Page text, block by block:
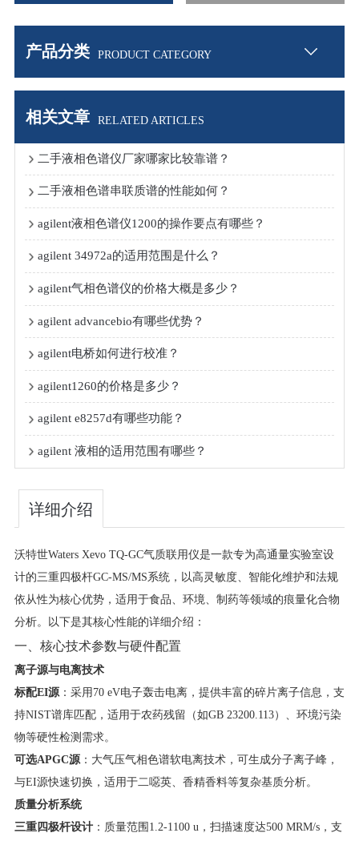
产品分类 PRODUCT CATEGORY
相关文章 RELATED ARTICLES
二手液相色谱仪厂家哪家比较靠谱？
二手液相色谱串联质谱的性能如何？
agilent液相色谱仪1200的操作要点有哪些？
agilent 34972a的适用范围是什么？
agilent气相色谱仪的价格大概是多少？
agilent advancebio有哪些优势？
agilent电桥如何进行校准？
agilent1260的价格是多少？
agilent e8257d有哪些功能？
agilent 液相的适用范围有哪些？
详细介绍
沃特世Waters Xevo TQ-GC气质联用仪是一款专为高通量实验室设
计的三重四极杆GC-MS/MS系统，以高灵敏度、智能化维护和法规
依从性为核心优势，适用于食品、环境、制药等领域的痕量化合物
分析。以下是其核心性能的详细介绍：
一、核心技术参数与硬件配置
​离子源与电离技术​
​标配EI源​​：采用70 eV电子轰击电离，提供丰富的碎片离子信息，支
持NIST谱库匹配，适用于农药残留（如GB 23200.113）、环境污染
物等硬性检测需求。
​可选APGC源​​：大气压气相色谱软电离技术，可生成分子离子峰，
与EI源快速切换，适用于二噁英、香精香料等复杂基质分析。
​质量分析系统​
​三重四极杆设计​​：质量范围1.2-1100 u，扫描速度达500 MRM/s，支